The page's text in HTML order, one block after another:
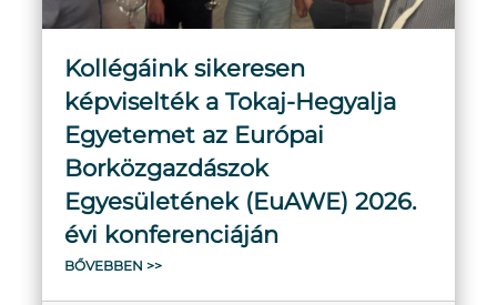
Kollégáink sikeresen
képviselték a Tokaj-Hegyalja
Egyetemet az Európai
Borközgazdászok
Egyesületének (EuAWE) 2026.
évi konferenciáján
BŐVEBBEN >>